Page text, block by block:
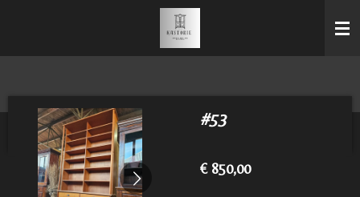
#53
€ 850,00